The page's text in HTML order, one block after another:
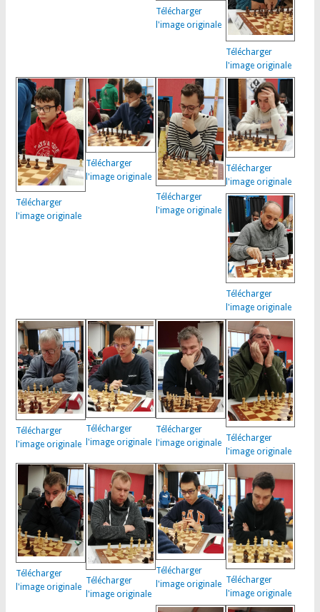
Télécharger
l'image originale
Télécharger
l'image originale
Télécharger
l'image originale
Télécharger
l'image originale
Télécharger
l'image originale
Télécharger
l'image originale
Télécharger
l'image originale
Télécharger
l'image originale
Télécharger
l'image originale
Télécharger
l'image originale
Télécharger
l'image originale
Télécharger
l'image originale
Télécharger
l'image originale
Télécharger
l'image originale Télécharger
l'image originale